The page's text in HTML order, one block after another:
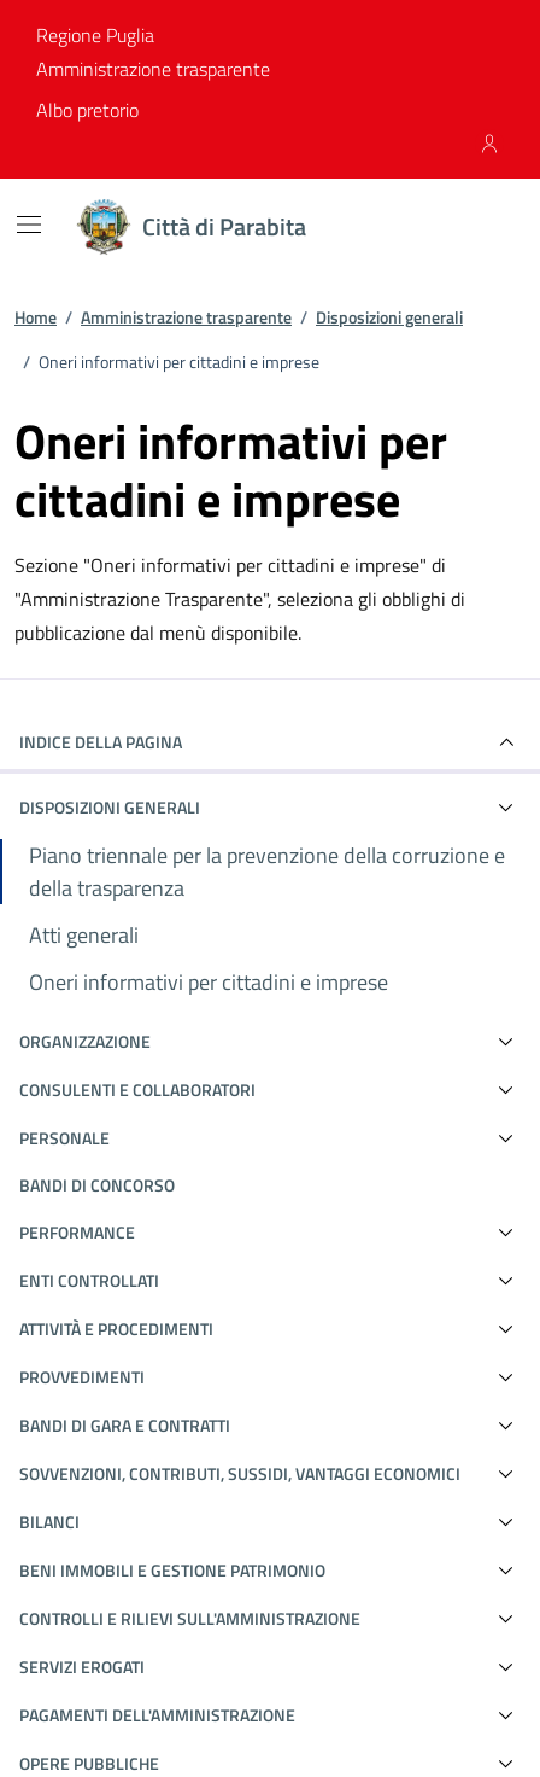
Regione Puglia
Amministrazione trasparente
Albo pretorio
Città di Parabita
Home / Amministrazione trasparente / Disposizioni generali
/ Oneri informativi per cittadini e imprese
Oneri informativi per
cittadini e imprese
Sezione "Oneri informativi per cittadini e imprese" di
"Amministrazione Trasparente", seleziona gli obblighi di
pubblicazione dal menù disponibile.
INDICE DELLA PAGINA
DISPOSIZIONI GENERALI
Piano triennale per la prevenzione della corruzione e
della trasparenza
Atti generali
Oneri informativi per cittadini e imprese
ORGANIZZAZIONE
CONSULENTI E COLLABORATORI
PERSONALE
BANDI DI CONCORSO
PERFORMANCE
ENTI CONTROLLATI
ATTIVITÀ E PROCEDIMENTI
PROVVEDIMENTI
BANDI DI GARA E CONTRATTI
SOVVENZIONI, CONTRIBUTI, SUSSIDI, VANTAGGI ECONOMICI
BILANCI
BENI IMMOBILI E GESTIONE PATRIMONIO
CONTROLLI E RILIEVI SULL'AMMINISTRAZIONE
SERVIZI EROGATI
PAGAMENTI DELL'AMMINISTRAZIONE
OPERE PUBBLICHE